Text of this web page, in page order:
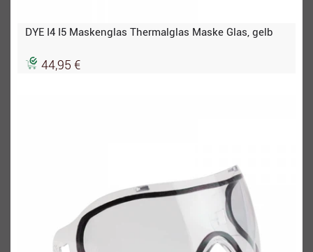
DYE I4 I5 Maskenglas Thermalglas Maske Glas, gelb
44,95 €